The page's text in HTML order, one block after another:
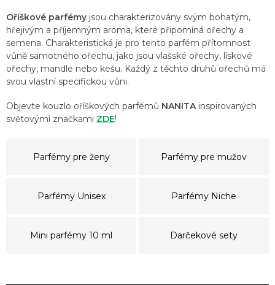
Oříškové parfémy jsou charakterizovány svým bohatým,
hřejivým a příjemným aroma, které připomíná ořechy a
semena. Charakteristická je pro tento parfém přítomnost
vůně samotného ořechu, jako jsou vlašské ořechy, lískové
ořechy, mandle nebo kešu. Každý z těchto druhů ořechů má
svou vlastní specifickou vůni.
Objevte kouzlo oříškových parfémů NANITAinspirovaných
světovými značkami ZDE!
Parfémy pre ženy Parfémy pre mužov
Parfémy Unisex Parfémy Niche
Mini parfémy 10 ml Darčekové sety